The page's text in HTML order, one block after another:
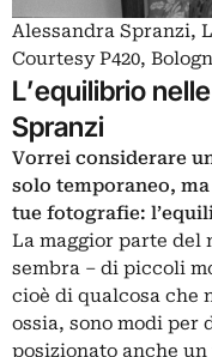
Alessandra Spranzi,
Courtesy P420,
L’equilibrio
Spranzi
Vorrei considerare
solo temporaneo,
tue fotografie:
La maggior parte del
sembra – di piccoli
cioè di qualcosa che
ossia, sono modi per
posizionato anche